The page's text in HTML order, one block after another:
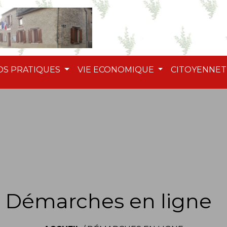
PRATIQUES VIE ECONOMIQUE
Démarches en ligne